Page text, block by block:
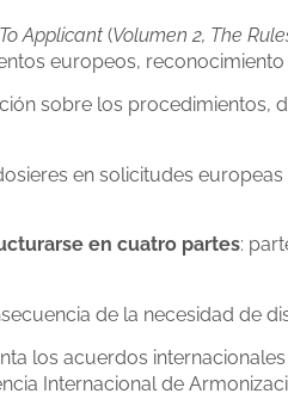
Applicant(Volumen 2, The
europeos,
sobre los
en solicitudes
en cuatro partes:
de la necesidad de
los acuerdos
Internacional de